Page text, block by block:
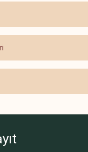
için teşekkür ederiz.